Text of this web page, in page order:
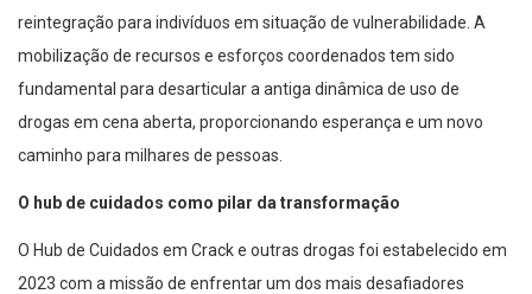
reintegração para indivíduos em situação de vulnerabilidade. A
mobilização de recursos e esforços coordenados tem sido
fundamental para desarticular a antiga dinâmica de uso de
drogas em cena aberta, proporcionando esperança e um novo
caminho para milhares de pessoas.
O hub de cuidados como pilar da transformação
O Hub de Cuidados em Crack e outras drogas foi estabelecido em
2023 com a missão de enfrentar um dos mais desafiadores